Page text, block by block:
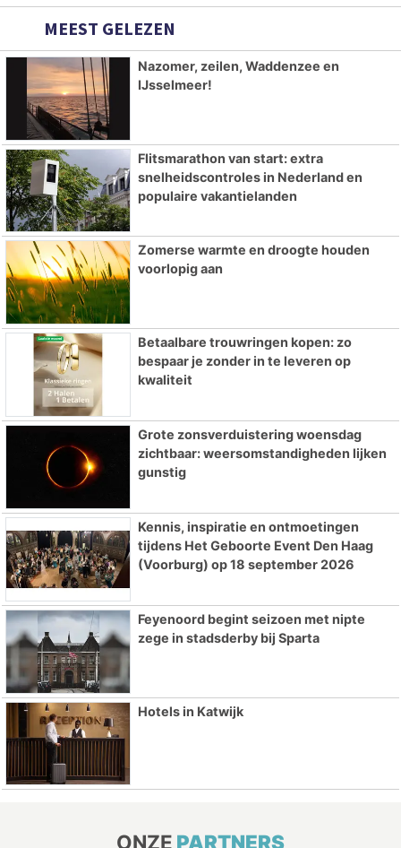
MEEST GELEZEN
Nazomer, zeilen, Waddenzee en
IJsselmeer!
Flitsmarathon van start: extra
snelheidscontroles in Nederland en
populaire vakantielanden
Zomerse warmte en droogte houden
voorlopig aan
Betaalbare trouwringen kopen: zo
bespaar je zonder in te leveren op
kwaliteit
Grote zonsverduistering woensdag
zichtbaar: weersomstandigheden lijken
gunstig
Kennis, inspiratie en ontmoetingen
tijdens Het Geboorte Event Den Haag
(Voorburg) op 18 september 2026
Feyenoord begint seizoen met nipte
zege in stadsderby bij Sparta
Hotels in Katwijk
ONZE PARTNERS